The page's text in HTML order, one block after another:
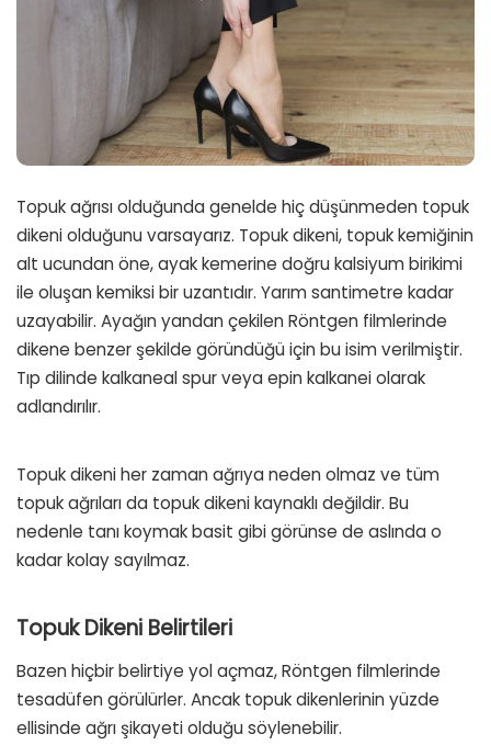
Topuk ağrısı olduğunda genelde hiç düşünmeden topuk
dikeni olduğunu varsayarız. Topuk dikeni, topuk kemiğinin
alt ucundan öne, ayak kemerine doğru kalsiyum birikimi
ile oluşan kemiksi bir uzantıdır. Yarım santimetre kadar
uzayabilir. Ayağın yandan çekilen Röntgen filmlerinde
dikene benzer şekilde göründüğü için bu isim verilmiştir.
Tıp dilinde kalkaneal spur veya epin kalkanei olarak
adlandırılır.
Topuk dikeni her zaman ağrıya neden olmaz ve tüm
topuk ağrıları da topuk dikeni kaynaklı değildir. Bu
nedenle tanı koymak basit gibi görünse de aslında o
kadar kolay sayılmaz.
Topuk Dikeni Belirtileri
Bazen hiçbir belirtiye yol açmaz, Röntgen filmlerinde
tesadüfen görülürler. Ancak topuk dikenlerinin yüzde
ellisinde ağrı şikayeti olduğu söylenebilir.